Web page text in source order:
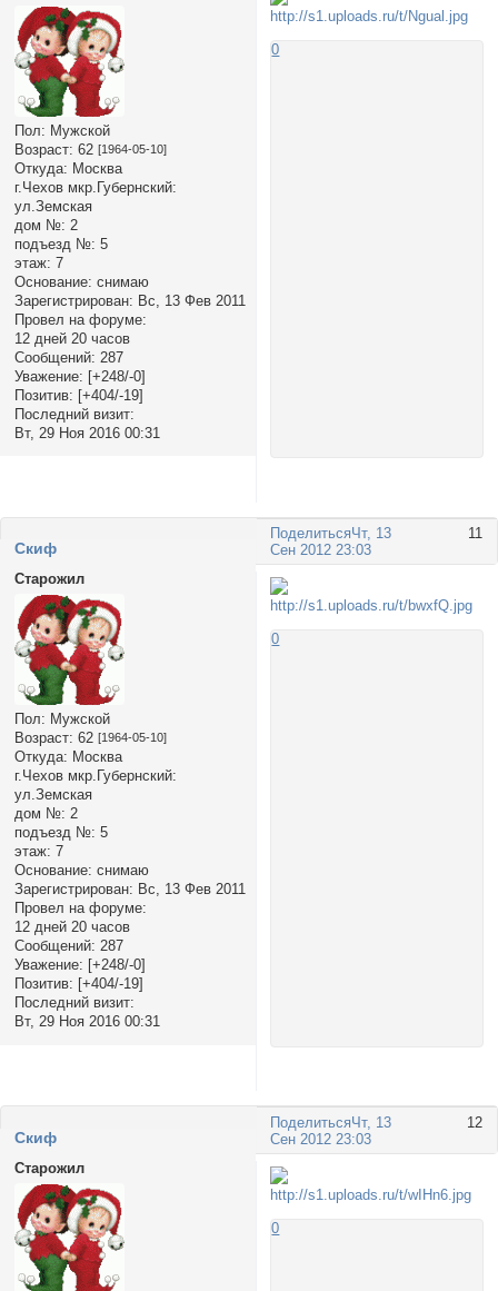
Пол: Мужской
Возраст: 62 [1964-05-10]
Откуда: Москва
г.Чехов мкр.Губернский:
ул.Земская
дом №: 2
подъезд №: 5
этаж: 7
Основание: снимаю
Зарегистрирован: Вс, 13 Фев 2011
Провел на форуме:
12 дней 20 часов
Сообщений: 287
Уважение: [+248/-0]
Позитив: [+404/-19]
Последний визит:
Вт, 29 Ноя 2016 00:31
0
Поделиться 11
Чт, 13
Сен 2012 23:03
Cкиф
Старожил
Пол: Мужской
Возраст: 62 [1964-05-10]
Откуда: Москва
г.Чехов мкр.Губернский:
ул.Земская
дом №: 2
подъезд №: 5
этаж: 7
Основание: снимаю
Зарегистрирован: Вс, 13 Фев 2011
Провел на форуме:
12 дней 20 часов
Сообщений: 287
Уважение: [+248/-0]
Позитив: [+404/-19]
Последний визит:
Вт, 29 Ноя 2016 00:31
0
Поделиться 12
Чт, 13
Сен 2012 23:03
Cкиф
Старожил
0